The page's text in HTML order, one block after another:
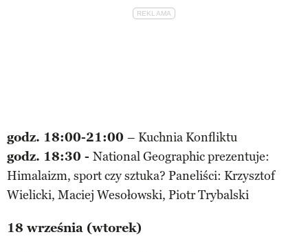
godz. 18:00-21:00 – Kuchnia Konfliktu
godz. 18:30 - National Geographic prezentuje:
Himalaizm, sport czy sztuka? Paneliści: Krzysztof
Wielicki, Maciej Wesołowski, Piotr Trybalski
18 września (wtorek)